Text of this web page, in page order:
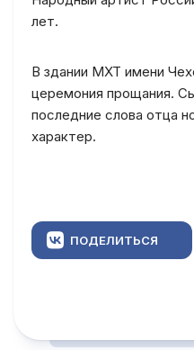
лет.
В здании МХТ имени
церемония прощания.
последние слова отца
характер.
ПОДЕЛИТЬСЯ